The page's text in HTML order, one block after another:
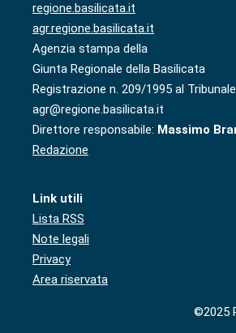
regione.basilicata.it
agr.regione.basilicata.it
Agenzia stampa della
Giunta Regionale della Basilicata
Registrazione n. 209/1995 al
agr@regione.basilicata.it
Direttore responsabile: Massimo
Redazione
Link utili
Lista RSS
Note legali
Privacy
Area riservata
©2025